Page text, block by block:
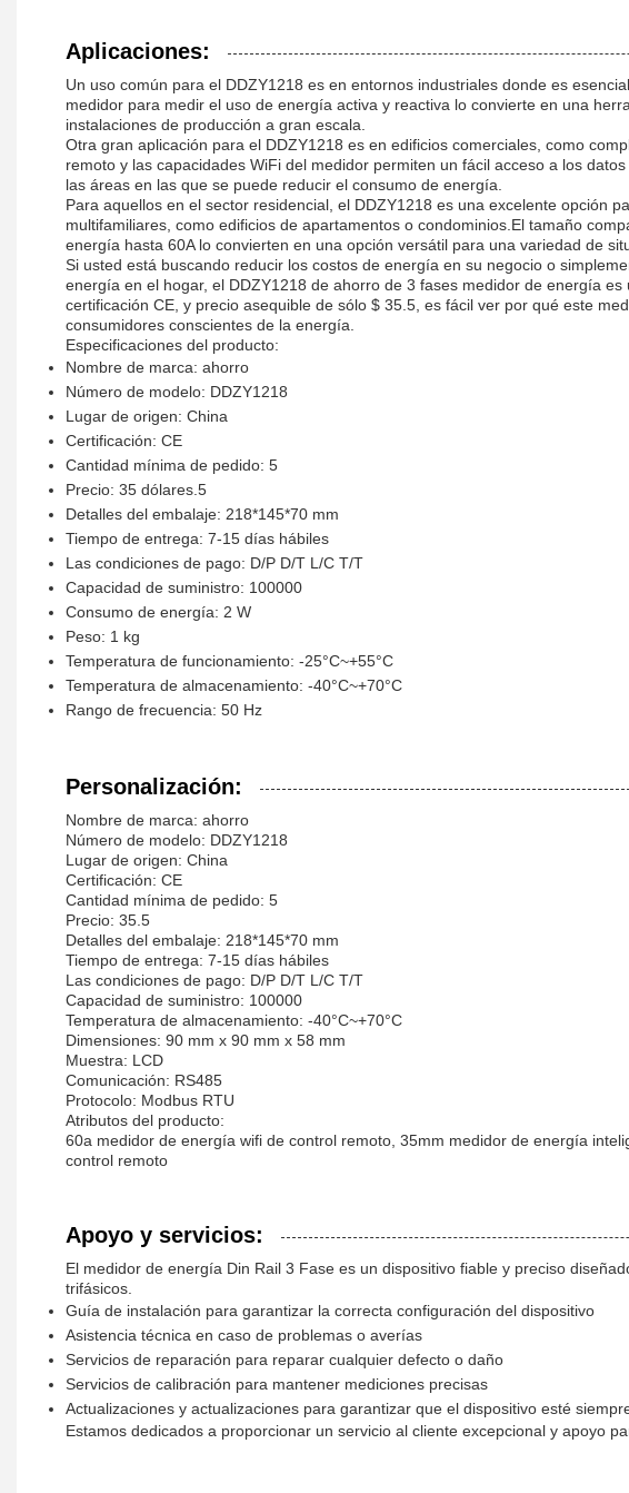
Aplicaciones:
Un uso común para el DDZY1218 es en entornos industriales donde es
medidor para medir el uso de energía activa y reactiva lo convierte en una
instalaciones de producción a gran escala.
Otra gran aplicación para el DDZY1218 es en edificios comerciales, como
remoto y las capacidades WiFi del medidor permiten un fácil acceso a los
las áreas en las que se puede reducir el consumo de energía.
Para aquellos en el sector residencial, el DDZY1218 es una excelente opción
multifamiliares, como edificios de apartamentos o condominios.El tamaño
energía hasta 60A lo convierten en una opción versátil para una variedad de
Si usted está buscando reducir los costos de energía en su negocio o
energía en el hogar, el DDZY1218 de ahorro de 3 fases medidor de energía
certificación CE, y precio asequible de sólo $ 35.5, es fácil ver por qué este
consumidores conscientes de la energía.
Especificaciones del producto:
Nombre de marca: ahorro
Número de modelo: DDZY1218
Lugar de origen: China
Certificación: CE
Cantidad mínima de pedido: 5
Precio: 35 dólares.5
Detalles del embalaje: 218*145*70 mm
Tiempo de entrega: 7-15 días hábiles
Las condiciones de pago: D/P D/T L/C T/T
Capacidad de suministro: 100000
Consumo de energía: 2 W
Peso: 1 kg
Temperatura de funcionamiento: -25°C~+55°C
Temperatura de almacenamiento: -40°C~+70°C
Rango de frecuencia: 50 Hz
Personalización:
Nombre de marca: ahorro
Número de modelo: DDZY1218
Lugar de origen: China
Certificación: CE
Cantidad mínima de pedido: 5
Precio: 35.5
Detalles del embalaje: 218*145*70 mm
Tiempo de entrega: 7-15 días hábiles
Las condiciones de pago: D/P D/T L/C T/T
Capacidad de suministro: 100000
Temperatura de almacenamiento: -40°C~+70°C
Dimensiones: 90 mm x 90 mm x 58 mm
Muestra: LCD
Comunicación: RS485
Protocolo: Modbus RTU
Atributos del producto:
60a medidor de energía wifi de control remoto, 35mm medidor de energía
control remoto
Apoyo y servicios:
El medidor de energía Din Rail 3 Fase es un dispositivo fiable y preciso
trifásicos.
Guía de instalación para garantizar la correcta configuración del dispositivo
Asistencia técnica en caso de problemas o averías
Servicios de reparación para reparar cualquier defecto o daño
Servicios de calibración para mantener mediciones precisas
Actualizaciones y actualizaciones para garantizar que el dispositivo esté
Estamos dedicados a proporcionar un servicio al cliente excepcional y apoyo